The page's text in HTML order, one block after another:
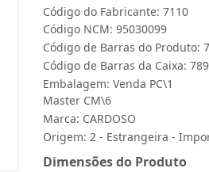
Código do Fabricante: 7110
Código NCM: 95030099
Código de Barras do Produto:
Código de Barras da Caixa:
Embalagem: Venda PC\1
Master CM\6
Marca: CARDOSO
Origem: 2 - Estrangeira -
Dimensões do Produto